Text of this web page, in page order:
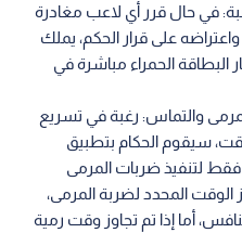
في حال قرر أي لاعب مغادرة
على قرار الحكم، يملك
البطاقة الحمراء مباشرة في
لضربات المرمى والتماس: رغبة في تسريع
سيقوم الحكام بتطبيق
التنازلي لمدة 5 ثوان فقط لتنفيذ ضربات المرمى
المحدد لضربة المرمى،
أما إذا تم تجاوز وقت رمية